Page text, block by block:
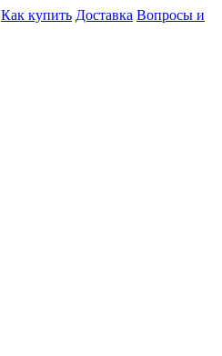
Как купить Доставка Вопросы и